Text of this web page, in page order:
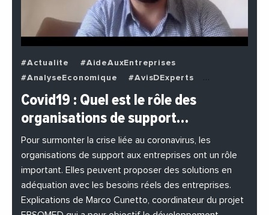
#Actualite
#AideAuxEntreprises
#AnalyseEconomique
#AvisDExperts
#BuzzNews
#Decideurs
#EchangesMediterraneens
#Economie
#EnDirectDe
#Entreprises
#Institutions
#PhotosEtVideos
Covid19 : Quel est le rôle des
organisations de support…
Pour surmonter la crise liée au coronavirus, les
organisations de support aux entreprises ont un rôle
important. Elles peuvent proposer des solutions en
adéquation avec les besoins réels des entreprises.
Explications de Marco Cunetto, coordinateur du projet